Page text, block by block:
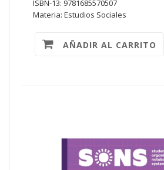
ISBN-13: 9781685570507
Materia: Estudios Sociales
AÑADIR AL CARRITO